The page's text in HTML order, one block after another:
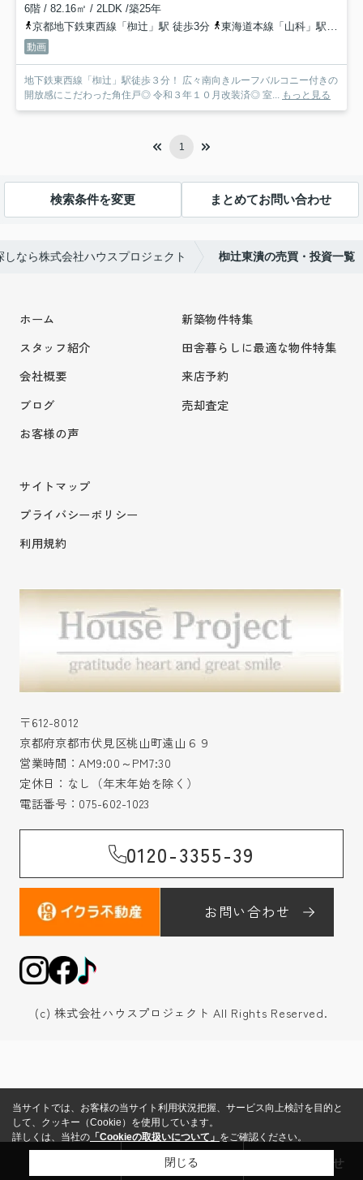
6階 / 82.16㎡ / 2LDK /築25年
京都地下鉄東西線「椥辻」駅 徒歩3分
東海道本線「山科」駅 徒歩33分
動画
地下鉄東西線「椥辻」駅徒歩３分！ 広々南向きルーフバルコニー付きの
開放感にこだわった角住戸◎ 令和３年１０月改装済◎ 室...
もっと見る
1
検索条件を変更 まとめてお問い合わせ
なら株式会社ハウスプロジェクト 椥辻東潰の売買・投資一覧
ホーム
スタッフ紹介
会社概要
ブログ
お客様の声
新築物件特集
田舎暮らしに最適な物件特集
来店予約
売却査定
サイトマップ
プライバシーポリシー
利用規約
〒612-8012
京都府京都市伏見区桃山町遠山６９
営業時間：AM9:00～PM7:30
定休日：なし（年末年始を除く）
電話番号： 075-602-1023
0120-3355-39
お問い合わせ
(c) 株式会社ハウスプロジェクト All Rights Reserved.
売却査定 お問い合わせ
当サイトでは、お客様の当サイト利用状況把握、サービス向上検討を目的と
して、クッキー（Cookie）を使用しています。
詳しくは、当社の 「Cookieの取扱いについて」 をご確認ください。
閉じる